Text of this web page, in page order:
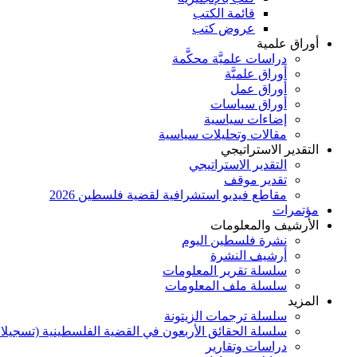
قائمة الكتب
عروض كتب
أوراق علمية
دراسات علميَّة محكَّمة
أوراق علميَّة
أوراق عمل
أوراق سياسات
إضاءات سياسية
مقالات وتحليلات سياسية
التقدير الاستراتيجي
التقدير الاستراتيجي
تقدير موقف
مقاطع فيديو استشرافية لقضية فلسطين 2026
مؤتمرات
الأرشيف والمعلومات
نشرة فلسطين اليوم
أرشيف النشرة
سلسلة تقرير المعلومات
سلسلة ملف المعلومات
المزيد
سلسلة ترجمات الزيتونة
سلسلة الحقائق الأربعون في القضية الفلسطينية
دراسات وتقارير